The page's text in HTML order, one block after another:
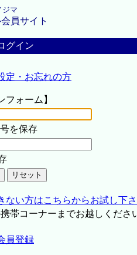
ジマ
員サイト
グイン
定・お忘れの方
フォーム】
を保存
ない方はこちらからお試し下
帯コーナーまでお越しくださ
員登録